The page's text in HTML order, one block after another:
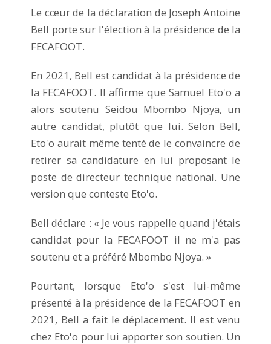
Le cœur de la déclaration de Joseph Antoine
Bell porte sur l'élection à la présidence de la
FECAFOOT.
En 2021, Bell est candidat à la présidence de
la FECAFOOT. Il affirme que Samuel Eto'o a
alors soutenu Seidou Mbombo Njoya, un
autre candidat, plutôt que lui. Selon Bell,
Eto'o aurait même tenté de le convaincre de
retirer sa candidature en lui proposant le
poste de directeur technique national. Une
version que conteste Eto'o.
Bell déclare : « Je vous rappelle quand j'étais
candidat pour la FECAFOOT il ne m'a pas
soutenu et a préféré Mbombo Njoya. »
Pourtant, lorsque Eto'o s'est lui-même
présenté à la présidence de la FECAFOOT en
2021, Bell a fait le déplacement. Il est venu
chez Eto'o pour lui apporter son soutien. Un